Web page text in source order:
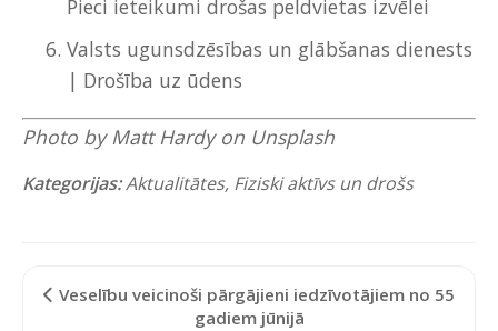
Pieci ieteikumi drošas peldvietas izvēlei
Valsts ugunsdzēsības un glābšanas dienests
| Drošība uz ūdens
Photo byMatt Hardyon Unsplash
Kategorijas:Aktualitātes, Fiziski aktīvs un drošs
Veselību veicinoši pārgājieni iedzīvotājiem no 55
gadiem jūnijā